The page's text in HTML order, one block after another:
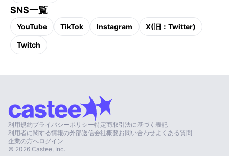
SNS一覧
YouTube TikTok Instagram X(旧：Twitter)
Twitch
利用規約プライバシーポリシー特定商取引法に基づく表記
利用者に関する情報の外部送信会社概要お問い合わせ よくある質問
企業の方へログイン
© 2026 Castee, Inc.